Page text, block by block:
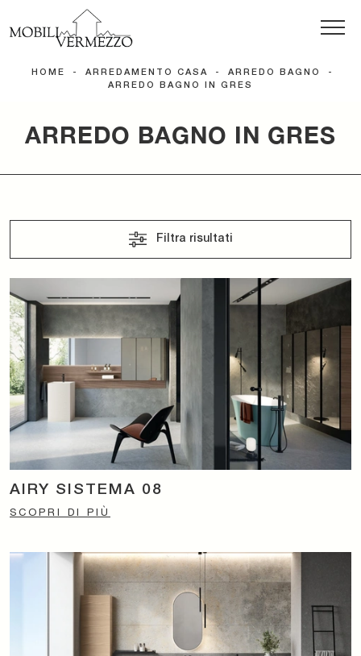
HOME - ARREDAMENTO CASA - ARREDO BAGNO
-
ARREDO BAGNO IN GRES
ARREDO BAGNO IN GRES
Filtra risultati
AIRY SISTEMA 08
SCOPRI DI PIÙ